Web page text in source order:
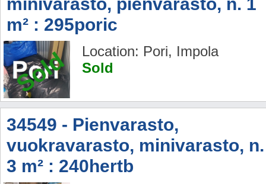
m² : 295poric
Sold
Location: Pori, Impola
Sold
34549 - Pienvarasto,
vuokravarasto, minivarasto, n.
3 m² : 240hertb